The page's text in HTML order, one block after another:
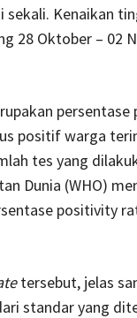
sekali. Kenaikan
28 Oktober – 02
persentase
positif warga
tes yang
Dunia (WHO)
positivity
tersebut, jelas
standar yang